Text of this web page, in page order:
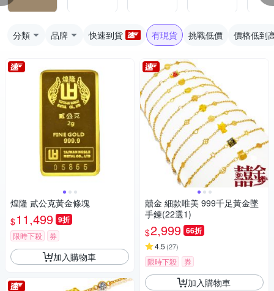
分類 品牌 快速到貨 有現貨 挑戰低價 價格低到
煌隆 貳公克黃金條塊
$11,499 9折
限時下殺 券
加入購物車
囍金 細款唯美 999千足黃金墜
手鍊(22選1)
$2,999 66折
4.5 (27)
限時下殺 券
加入購物車